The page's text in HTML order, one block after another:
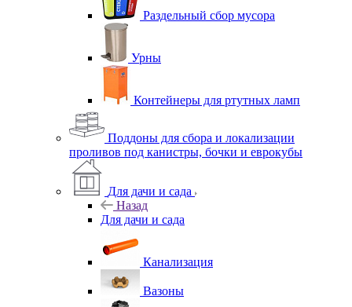
Раздельный сбор мусора
Урны
Контейнеры для ртутных ламп
Поддоны для сбора и локализации
проливов под канистры, бочки и еврокубы
Для дачи и сада
Назад
Для дачи и сада
Канализация
Вазоны